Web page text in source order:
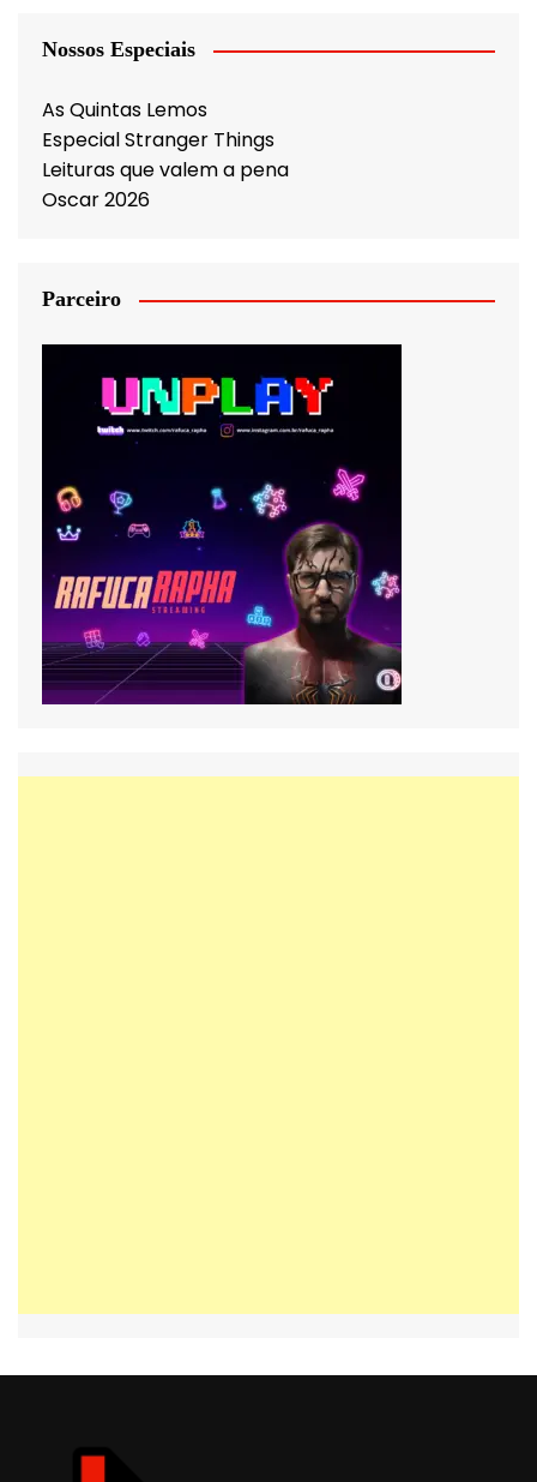
Nossos Especiais
As Quintas Lemos
Especial Stranger Things
Leituras que valem a pena
Oscar 2026
Parceiro